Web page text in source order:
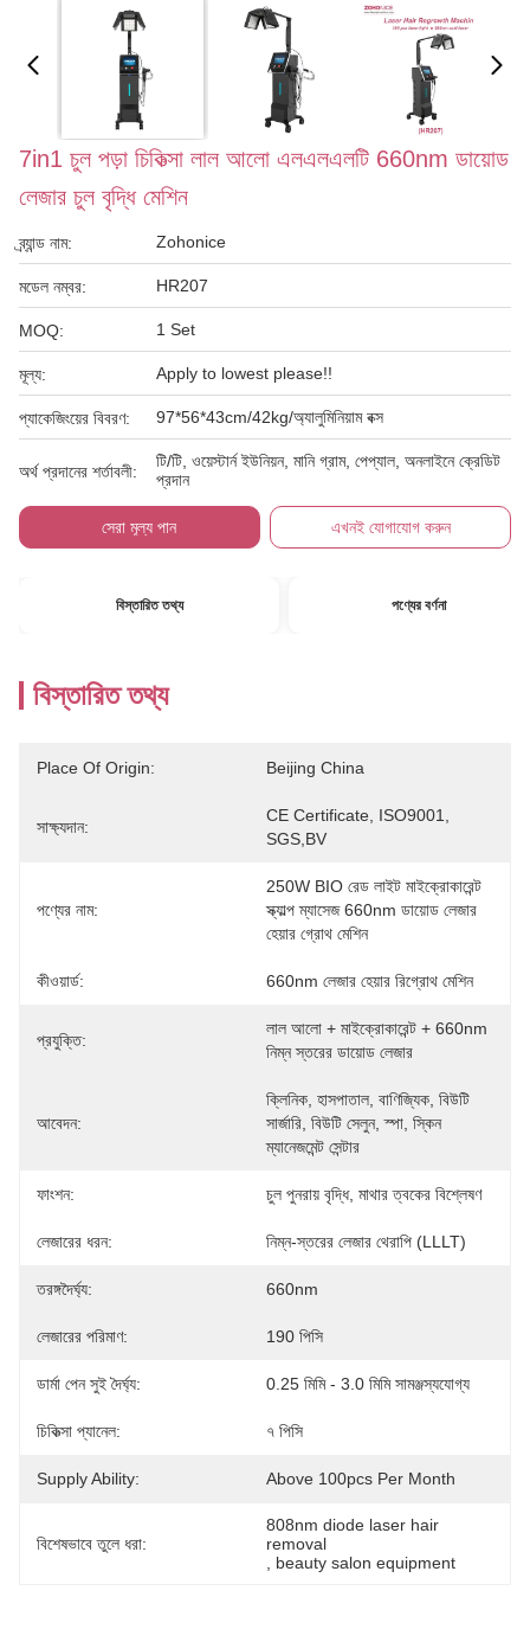
7in1 চুল পড়া চিকিত্সা লাল আলো এলএলএলটি 660nm ডায়োড
লেজার চুল বৃদ্ধি মেশিন
ব্র্যান্ড নাম: Zohonice
মডেল নম্বর: HR207
MOQ: 1 Set
মূল্য: Apply to lowest please!!
প্যাকেজিংয়ের বিবরণ: 97*56*43cm/42kg/অ্যালুমিনিয়াম বক্স
অর্থ প্রদানের শর্তাবলী:
টি/টি, ওয়েস্টার্ন ইউনিয়ন, মানি গ্রাম, পেপ্যাল, অনলাইনে ক্রেডিট
প্রদান
সেরা মূল্য পান এখনই যোগাযোগ করুন
বিস্তারিত তথ্য পণ্যের বর্ণনা
বিস্তারিত তথ্য
Place Of Origin: Beijing China
সাক্ষ্যদান:
CE Certificate, ISO9001,
SGS,BV
পণ্যের নাম:
250W BIO রেড লাইট মাইক্রোকারেন্ট
স্ক্যাল্প ম্যাসেজ 660nm ডায়োড লেজার
হেয়ার গ্রোথ মেশিন
কীওয়ার্ড: 660nm লেজার হেয়ার রিগ্রোথ মেশিন
প্রযুক্তি:
লাল আলো + মাইক্রোকারেন্ট + 660nm
নিম্ন স্তরের ডায়োড লেজার
আবেদন:
ক্লিনিক, হাসপাতাল, বাণিজ্যিক, বিউটি
সার্জারি, বিউটি সেলুন, স্পা, স্কিন
ম্যানেজমেন্ট সেন্টার
ফাংশন: চুল পুনরায় বৃদ্ধি, মাথার ত্বকের বিশ্লেষণ
লেজারের ধরন: নিম্ন-স্তরের লেজার থেরাপি (LLLT)
তরঙ্গদৈর্ঘ্য: 660nm
লেজারের পরিমাণ: 190 পিসি
ডার্মা পেন সুই দৈর্ঘ্য: 0.25 মিমি - 3.0 মিমি সামঞ্জস্যযোগ্য
চিকিত্সা প্যানেল: ৭ পিসি
Supply Ability: Above 100pcs Per Month
বিশেষভাবে তুলে ধরা:
808nm diode laser hair
removal
beauty salon equipment